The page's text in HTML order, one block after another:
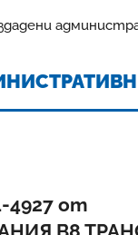
4927 от